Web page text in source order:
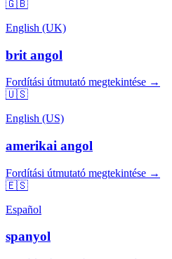
🇬🇧
English (UK)
brit angol
Fordítási útmutató megtekintése →
🇺🇸
English (US)
amerikai angol
Fordítási útmutató megtekintése →
🇪🇸
Español
spanyol